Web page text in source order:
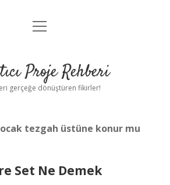
Anasayfa
Yasal Uyarı
menüyü
Proje Rehberi
gerçeğe dönüştüren fikirler!
tezgah üstüne konur mu
Set Ne Demek